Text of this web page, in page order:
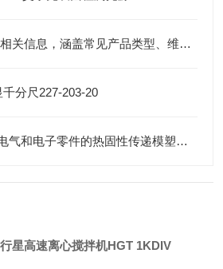
美国SCS产品维护的相关信息，涵盖常见产品类型、维护要点
分尺227-203-20
Shin-Etsu 信越 用于电气和电子零件的热固性传递模塑系统的有机硅模塑料
星高速离心搅拌机HGT 1KDIV